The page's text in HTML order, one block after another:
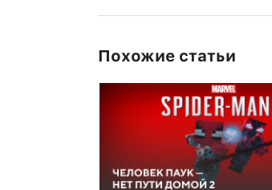
Похожие статьи